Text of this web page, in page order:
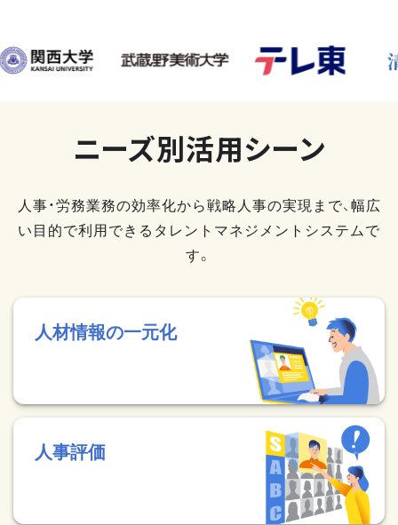
ニーズ別活用シーン
人事・労務業務の効率化から戦略人事の実現まで、幅広
い目的で利用できるタレントマネジメントシステムで
す。
人材情報の一元化
人事評価